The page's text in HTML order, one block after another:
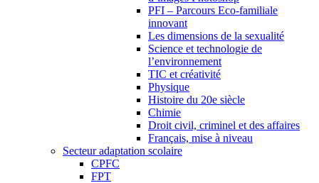
PFI – Parcours Eco-familiale
innovant
Les dimensions de la sexualité
Science et technologie de
l’environnement
TIC et créativité
Physique
Histoire du 20e siècle
Chimie
Droit civil, criminel et des affaires
Français, mise à niveau
Secteur adaptation scolaire
CPFC
FPT